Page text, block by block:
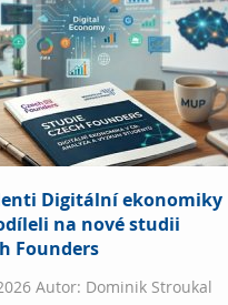
Digitální ekonomiky
na nové studii
Founders
Autor: Dominik Stroukal